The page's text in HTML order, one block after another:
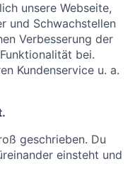
unsere Webseite,
und Schwachstellen
Verbesserung der
bei.
Kundenservice u. a.
geschrieben. Du
einsteht und